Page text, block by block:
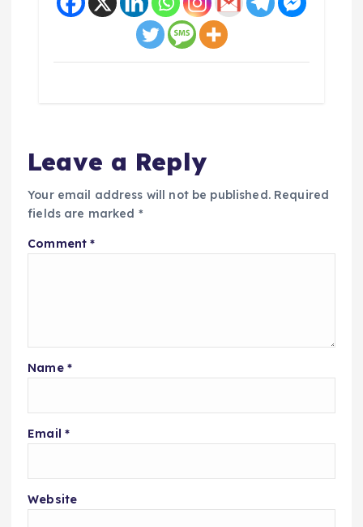
Leave a Reply
Your email address will not be published. Required
fields are marked *
Comment*
Name *
Email *
Website